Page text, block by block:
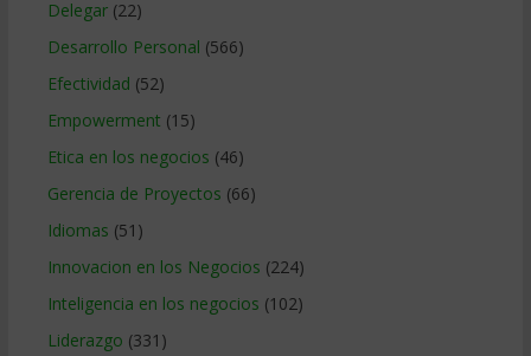
Delegar(22)
Desarrollo Personal (566)
Efectividad (52)
Empowerment (15)
Etica en los negocios (46)
Gerencia de Proyectos (66)
Idiomas (51)
Innovacion en los Negocios (224)
Inteligencia en los negocios (102)
Liderazgo (331)